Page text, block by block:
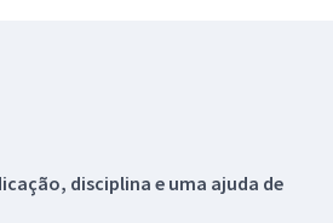
disciplina e uma ajuda de